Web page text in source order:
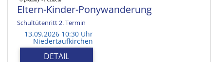
Eltern-Kinder-Ponywanderung
Schultütenritt 2. Termin
13.09.2026 10:30 Uhr
Niedertaufkirchen
DETAIL